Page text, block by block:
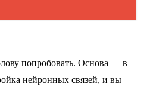
попробовать. Основа — в
нейронных связей, и вы